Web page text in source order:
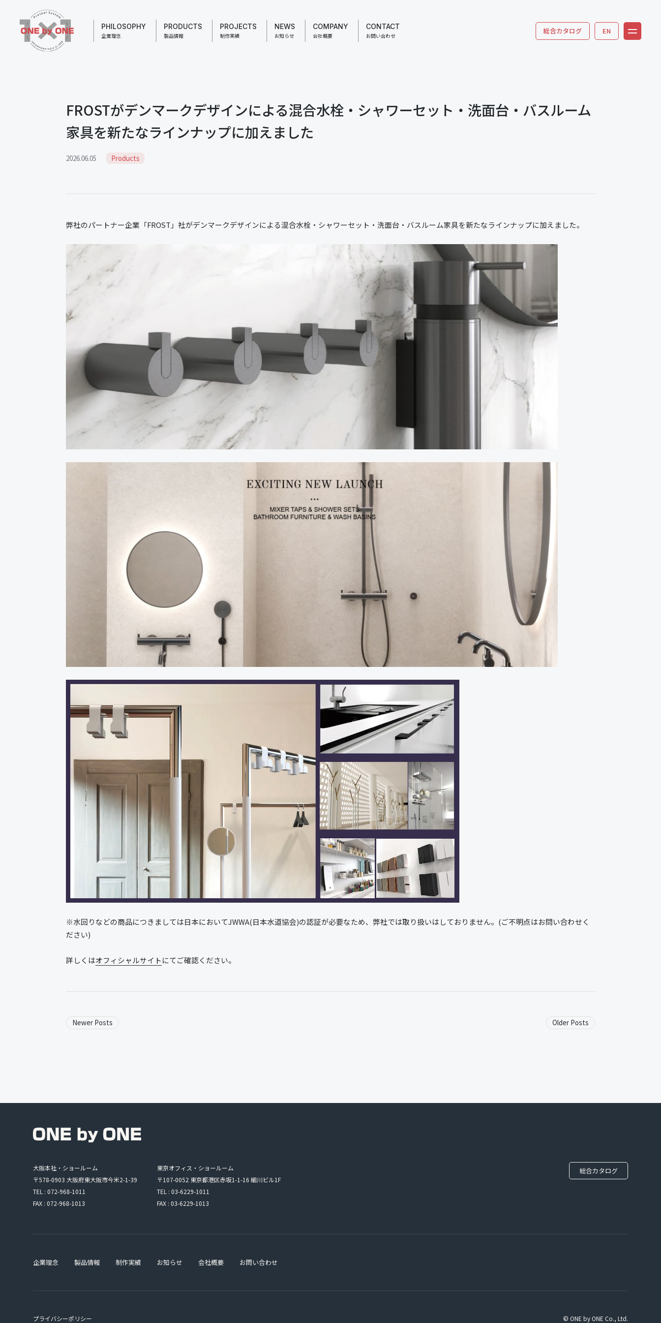
PHILOSOPHY
企業理念
PRODUCTS
製品情報
PROJECTS
制作実績
NEWS
お知らせ
COMPANY
会社概要
CONTACT
お問い合わせ
総合カタログ EN
FROSTがデンマークデザインによる混合水栓・シャワーセット・洗面台・バスルーム
家具を新たなラインナップに加えました
2026.06.05 Products
弊社のパートナー企業「FROST」社がデンマークデザインによる混合水栓・シャワーセット・洗面台・バスルーム家具を新たなラインナップに加えました。
※水回りなどの商品につきましては日本においてJWWA(日本水道協会)の認証が必要なため、弊社では取り扱いはしておりません。(ご不明点はお問い合わせく
ださい)
詳しくはオフィシャルサイトにてご確認ください。
Newer Posts Older Posts
大阪本社・ショールーム
〒578-0903 大阪府東大阪市今米2-1-39
TEL : 072-968-1011
FAX : 072-968-1013
東京オフィス・ショールーム
〒107-0052 東京都港区赤坂1-1-16 細川ビル1F
TEL : 03-6229-1011
FAX : 03-6229-1013
総合カタログ
企業理念 製品情報 制作実績 お知らせ 会社概要 お問い合わせ
プライバシーポリシー © ONE by ONE Co., Ltd.